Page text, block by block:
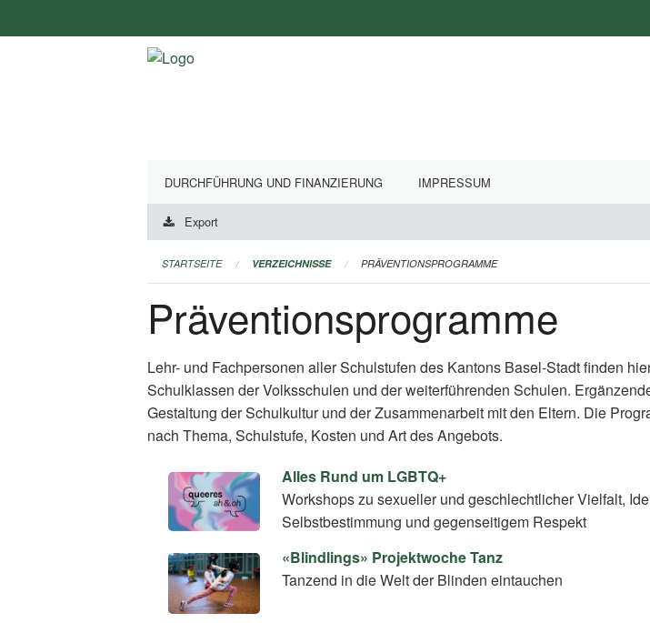
überspringen
DURCHFÜHRUNG UND FINANZIERUNG IMPRESSUM
Export
STARTSEITE VERZEICHNISSE PRÄVENTIONSPROGRAMME
Präventionsprogramme
Lehr- und Fachpersonen aller Schulstufen des Kantons Basel-Stadt finden
Schulklassen der Volksschulen und der weiterführenden Schulen.
Gestaltung der Schulkultur und der Zusammenarbeit mit den Eltern. Die
nach Thema, Schulstufe, Kosten und Art des Angebots.
Alles Rund um LGBTQ+
Workshops zu sexueller und geschlechtlicher Vielfalt,
Selbstbestimmung und gegenseitigem Respekt
«Blindlings» Projektwoche Tanz
Tanzend in die Welt der Blinden eintauchen